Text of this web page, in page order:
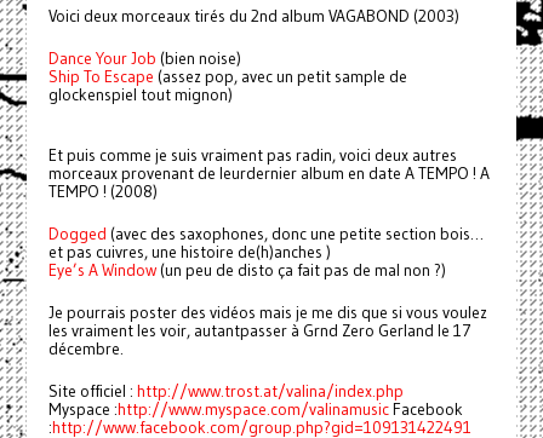
Voici deux morceaux tirés du 2nd album VAGABOND (2003)
Dance Your Job (bien noise)
Ship To Escape (assez pop, avec un petit sample de
glockenspiel tout mignon)
Et puis comme je suis vraiment pas radin, voici deux autres
morceaux provenant de leurdernier album en date A TEMPO ! A
TEMPO ! (2008)
Dogged (avec des saxophones, donc une petite section bois…
et pas cuivres, une histoire de(h)anches )
Eye’s A Window(un peu de disto ça fait pas de mal non ?)
Je pourrais poster des vidéos mais je me dis que si vous voulez
les vraiment les voir, autantpasser à Grnd Zero Gerland le 17
décembre.
Site officiel : http://www.trost.at/valina/index.php
Myspace :http://www.myspace.com/valinamusicFacebook
:http://www.facebook.com/group.php?gid=109131422491